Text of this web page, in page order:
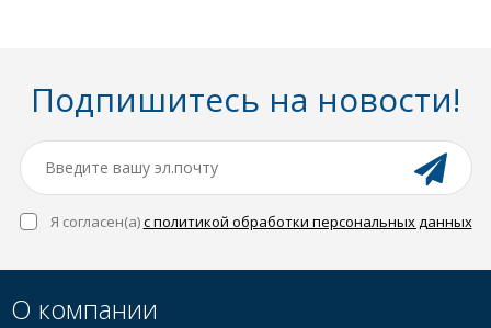
Подпишитесь на новости!
Я согласен(a)с политикой обработки персональных данных
О компании